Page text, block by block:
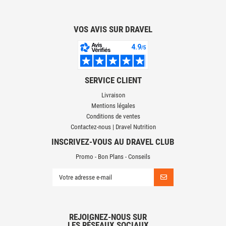
VOS AVIS SUR DRAVEL
SERVICE CLIENT
Livraison
Mentions légales
Conditions de ventes
Contactez-nous | Dravel Nutrition
INSCRIVEZ-VOUS AU DRAVEL CLUB
Promo - Bon Plans - Conseils
REJOIGNEZ-NOUS SUR